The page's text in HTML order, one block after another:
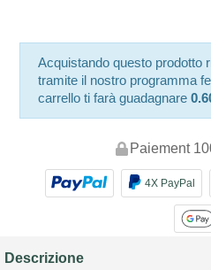
Acquistando questo prodotto
tramite il nostro programma
carrello ti farà guadagnare
Paiement
4X PayPal
Descrizione